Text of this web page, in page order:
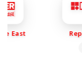
East